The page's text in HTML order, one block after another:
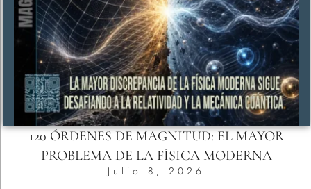
120 ÓRDENES DE MAGNITUD: EL MAYOR
PROBLEMA DE LA FÍSICA MODERNA
Julio 8, 2026